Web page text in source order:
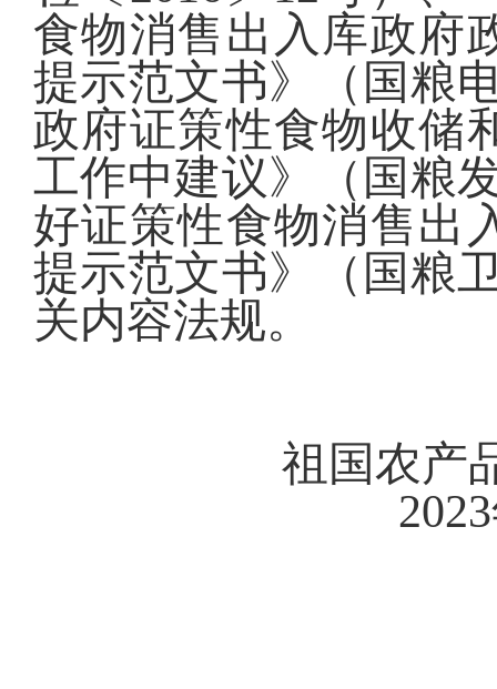
食物消售出入库政府
提示范文书》（国粮
政府证策性食物收储
工作中建议》（国粮
好证策性食物消售出
提示范文书》（国粮
关内容法规。
祖国农